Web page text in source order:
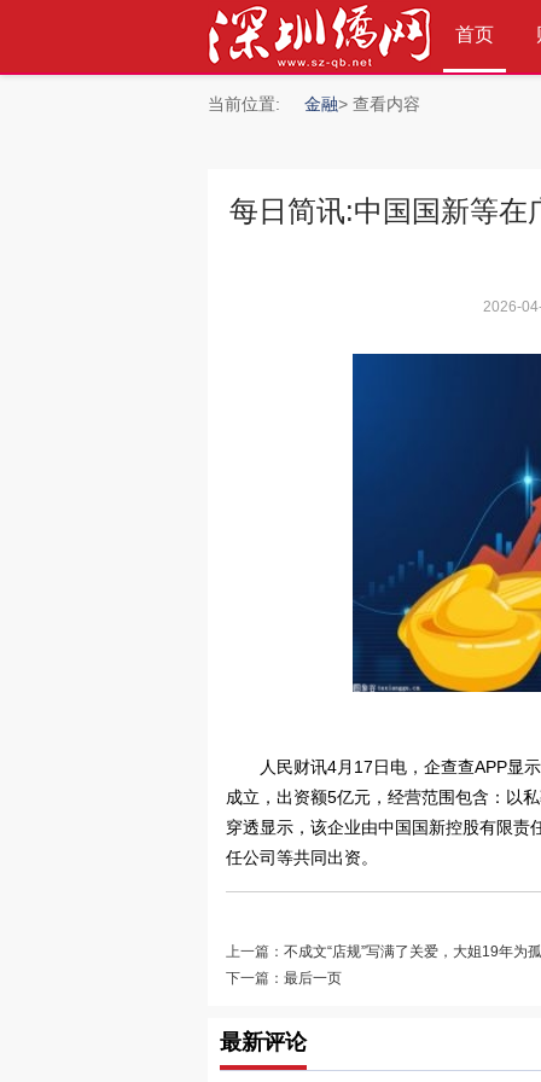
首页
当前位置:
»
金融> 查看内容
每日简讯:中国国新等在
2026-
人民财讯4月17日电，企查查APP显
成立，出资额5亿元，经营范围包含：以
穿透显示，该企业由中国国新控股有限
任公司等共同出资。
上一篇： 不成文“店规”写满了关爱，大姐19年为
下一篇： 最后一页
最新评论